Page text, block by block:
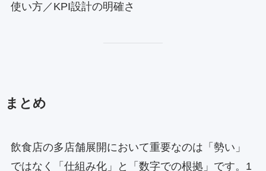
使い方／KPI設計の明確さ
まとめ
飲食店の多店舗展開において重要なのは「勢い」
ではなく「仕組み化」と「数字での根拠」です。1